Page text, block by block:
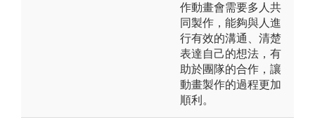
作動畫會需要多人共
同製作，能夠與人進
行有效的溝通、清楚
表達自己的想法，有
助於團隊的合作，讓
動畫製作的過程更加
順利。